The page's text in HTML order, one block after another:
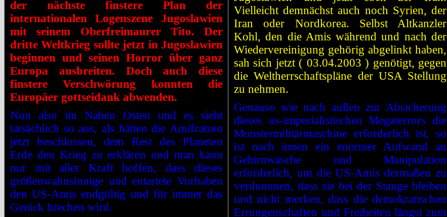
der nächste finstere Plan der
internationalen Logenszene Jugoslawien
mit seinem Oberfreimaurer Tito. Der
dritte Weltkrieg sollte jetzt in Jugoslawien
beginnen und seinen Horror über ganz
Europa ausbreiten. Doch auch diese
finstere Verschwörung konnten die
Europäer gottseidank abwenden.
Nun also im Nahen Osten und es sieht
tatsächlich so aus, als hätten die Amifratzen
jetzt beschlossen, dem Rest des Planeten
Erde den Krieg zu erklären und man kann
nur mit aller Kraft hoffen, dass dieses
größenwahnsinnige und entartete Vorhaben
den US-Amis endgültig und für immer das
Genick brechen wird.
Vielleicht demnächst auch noch Syrien, der
Iran oder Nordkorea. Selbst Altkanzler
Kohl, den die Amis während und nach der
Wiedervereinigung gehörig abgelinkt haben,
sah sich jetzt ( 03.04.2003 ) genötigt, gegen
die Weltherrschaftspläne der USA Stellung
zu nehmen.
Genauso wie nach außen zur Absicherung
dieses us-imperialistischen Megaterrors die
Monstermilitärmaschine erforderlich ist, so
ist nach innen ein enormer Aufwand an
Gehirnwäsche und Manipulation
erforderlich, um die US-Amis dermaßen zu
verdummen, dass sie bei der Stange bleiben
und nicht merken, dass die demokratischen
Errungenschaften und Freiheiten längst zum